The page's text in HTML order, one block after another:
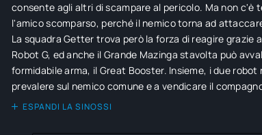
consente agli altri di scampare al pericolo. Ma non c'è
l'amico scomparso, perché il nemico torna ad
La squadra Getter trova però la forza di reagire grazie
Robot G, ed anche il Grande Mazinga stavolta può
formidabile arma, il Great Booster. Insieme, i due robot
prevalere sul nemico comune e a vendicare il
ESPANDI LA SINOSSI